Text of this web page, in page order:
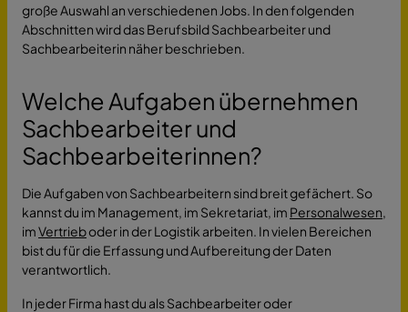
große Auswahl an verschiedenen Jobs. In den folgenden
Abschnitten wird das Berufsbild Sachbearbeiter und
Sachbearbeiterin näher beschrieben.
Welche Aufgaben übernehmen
Sachbearbeiter und
Sachbearbeiterinnen?
Die Aufgaben von Sachbearbeitern sind breit gefächert. So
kannst du im Management, im Sekretariat, im Personalwesen,
imVertrieboder in der Logistik arbeiten. In vielen Bereichen
bist du für die Erfassung und Aufbereitung der Daten
verantwortlich.
In jeder Firma hast du als Sachbearbeiter oder